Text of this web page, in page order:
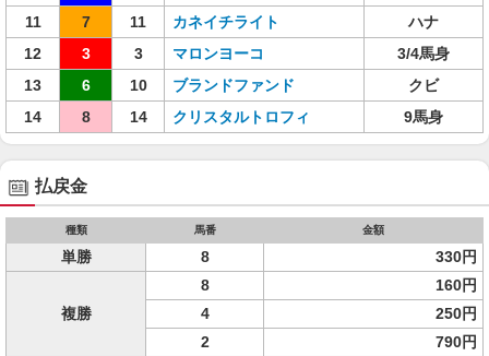
11
7 11 カネイチライト
ハナ
12
3 3 マロンヨーコ
3/4馬身
13
6 10 ブランドファンド
クビ
14
8 14 クリスタルトロフィ 9馬身
払戻金
種類 馬番 金額
単勝 8 330円
複勝
8
160円
4
250円
2
790円